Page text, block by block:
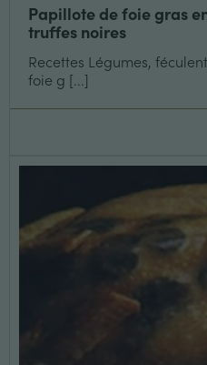
Papillote de foie gras
truffes noires
Recettes Légumes,
foie g [...]